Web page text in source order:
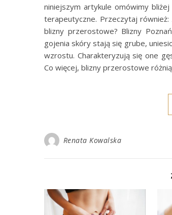
niniejszym artykule omówimy
terapeutyczne. Przeczytaj
blizny przerostowe? Blizny
gojenia skóry stają się grube,
wzrostu. Charakteryzują się one
Co więcej, blizny przerostowe
Renata Kowalska